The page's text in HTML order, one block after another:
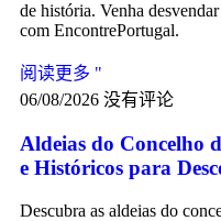
de história. Venha
com EncontrePortugal.
阅读更多 "
06/08/2026 没有评论
Aldeias do Concelho
e Históricos para
Descubra as aldeias do